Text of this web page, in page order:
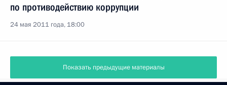
по противодействию коррупции
24 мая 2011 года, 18:00
Показать предыдущие материалы